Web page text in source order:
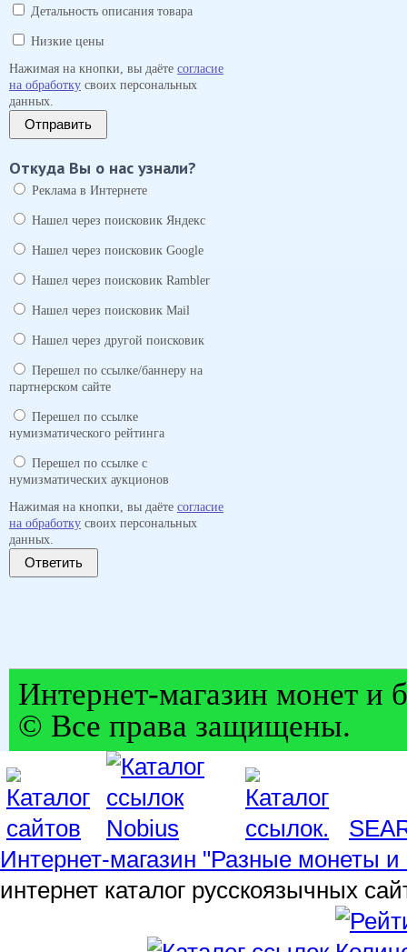
Детальность описания товара
Низкие цены
Нажимая на кнопки, вы даёте согласие
на обработку своих персональных
данных.
Отправить
Откуда Вы о нас узнали?
Реклама в Интернете
Нашел через поисковик Яндекс
Нашел через поисковик Google
Нашел через поисковик Rambler
Нашел через поисковик Mail
Нашел через другой поисковик
Перешел по ссылке/баннеру на
партнерском сайте
Перешел по ссылке
нумизматического рейтинга
Перешел по ссылке с
нумизматических аукционов
Нажимая на кнопки, вы даёте согласие
на обработку своих персональных
данных.
Ответить
Интернет-магазин монет и
© Все права защищены.
Интернет-магазин "Разные монеты и
интернет каталог русскоязычных